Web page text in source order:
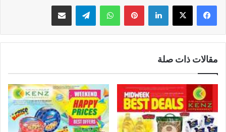
لينكدإن بينتيريستواتساب تيلقرام مشاركة عبر البريد
مقالات ذات صلة